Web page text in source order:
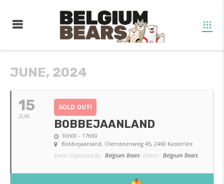
JUNE, 2024
15
JUN
SOLD OUT!
BOBBEJAANLAND
10h00 - 17h00
Bobbejaanland, Olensteenweg 45, 2460 Kasterlee
Event Organized By: Belgium Bears Events: Belgium Bears